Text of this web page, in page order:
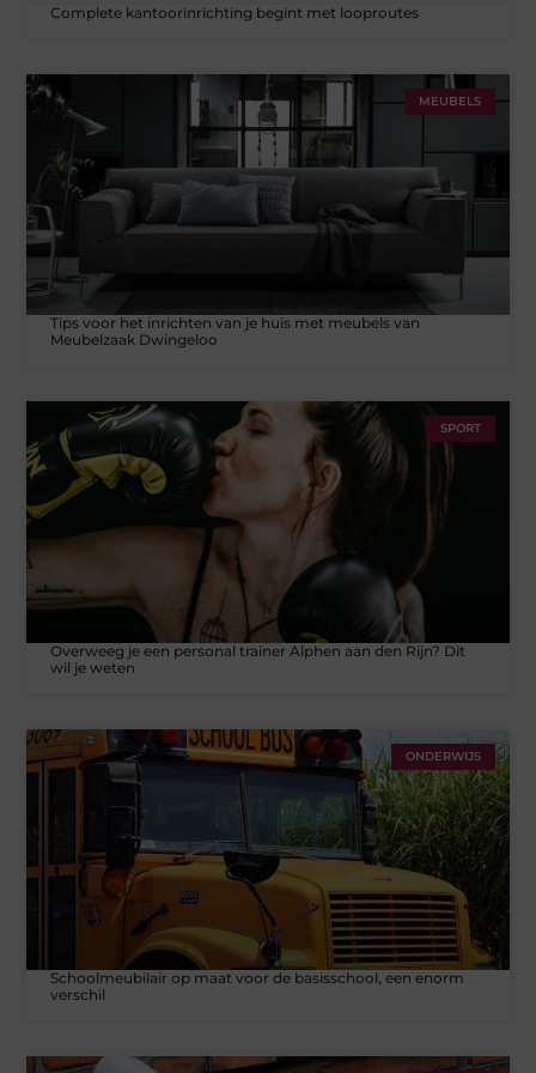
Complete kantoorinrichting begint met looproutes
MEUBELS
Tips voor het inrichten van je huis met meubels van
Meubelzaak Dwingeloo
SPORT
Overweeg je een personal trainer Alphen aan den Rijn? Dit
wil je weten
ONDERWIJS
Schoolmeubilair op maat voor de basisschool, een enorm
verschil